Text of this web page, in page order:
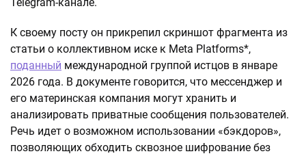
К своему посту он прикрепил скриншот фрагмента из
статьи о коллективном иске к Meta Platforms*,
поданный международной группой истцов в январе
2026 года. В документе говорится, что мессенджер и
его материнская компания могут хранить и
анализировать приватные сообщения пользователей.
Речь идет о возможном использовании «бэкдоров»,
позволяющих обходить сквозное шифрование без